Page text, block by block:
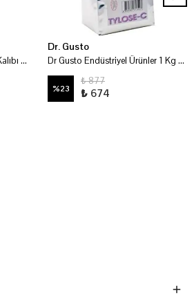
12'Li Oval Silikon Çikolata Kalıbı Çk004
Dr. Gusto
Dr Gusto Endüstriyel Ürünler 1 Kg - Tylose-C
%23
₺ 877
₺ 674